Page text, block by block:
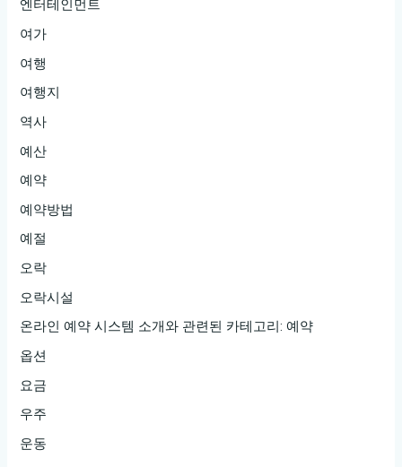
엔터테인먼트
여가
여행
여행지
역사
예산
예약
예약방법
예절
오락
오락시설
온라인 예약 시스템 소개와 관련된 카테고리: 예약
옵션
요금
우주
운동